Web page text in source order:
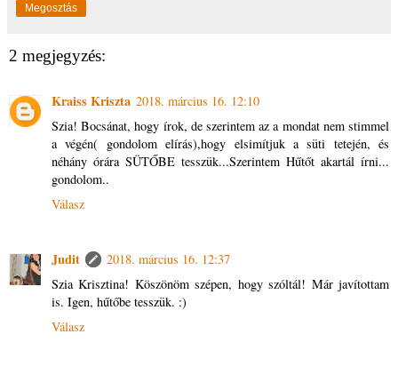
Megosztás
2 megjegyzés:
Kraiss Kriszta 2018. március 16. 12:10
Szia! Bocsánat, hogy írok, de szerintem az a mondat nem stimmel
a végén( gondolom elírás),hogy elsimítjuk a süti tetején, és
néhány órára SÜTŐBE tesszük...Szerintem Hűtőt akartál írni...
gondolom..
Válasz
Judit
2018. március 16. 12:37
Szia Krisztina! Köszönöm szépen, hogy szóltál! Már javítottam
is. Igen, hűtőbe tesszük. :)
Válasz